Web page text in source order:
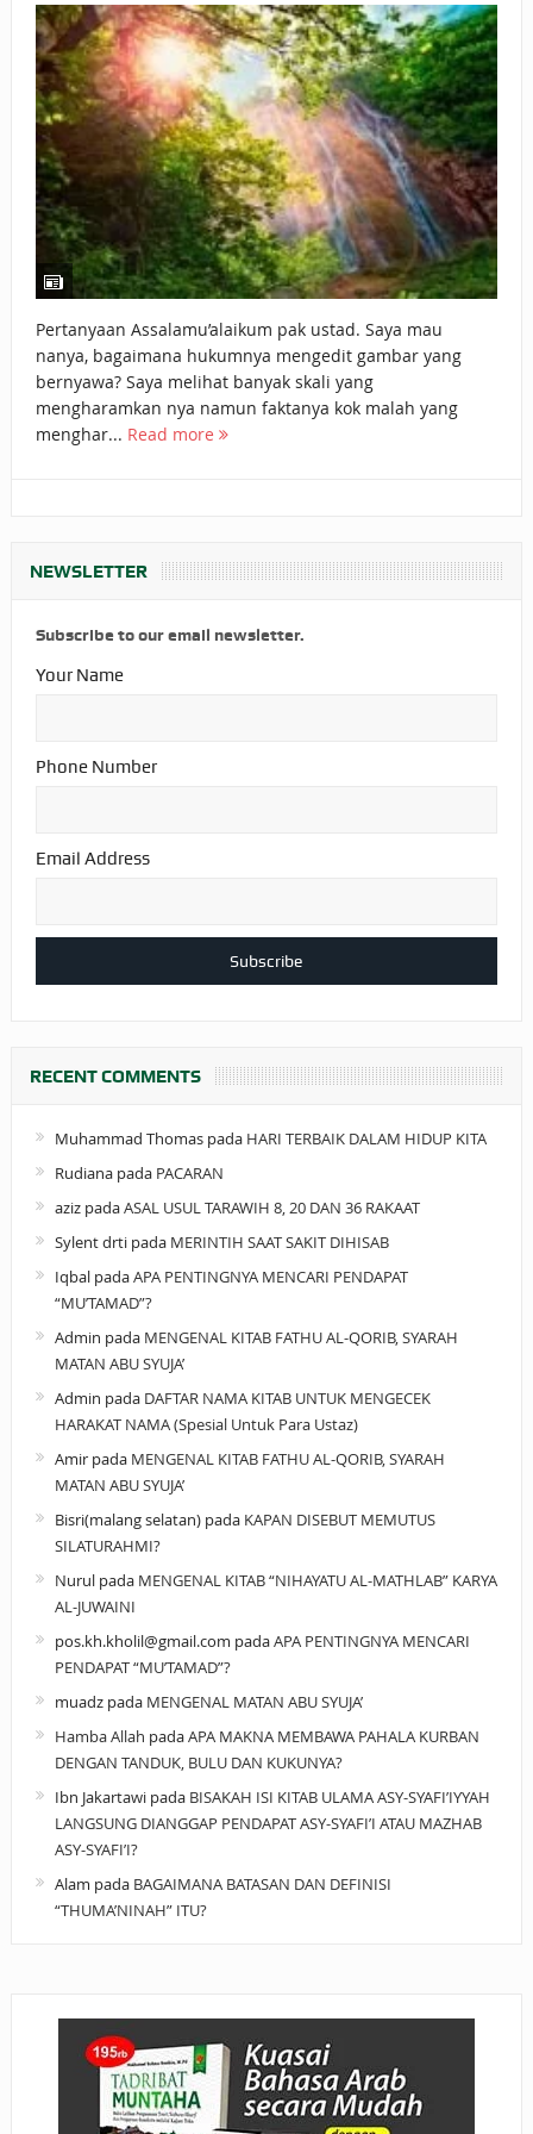
BAGAIMANA CARA MEMBAYAR ZAKAT UANG?
UANG HARAM BISA MENJADI HALAL JIKA SEBAB
KEPEMILIKANNYA BERUBAH
ISTIDLAL BATIL VS ISTIDLAL SYAR’I
BAHASA CINTA KARENA ALLAH
HUKUM MEMBAYAR ZAKAT DENGAN CARA MENGANGSUR
Pertanyaan Assalamu’alaikum pak ustad. Saya mau
nanya, bagaimana hukumnya mengedit gambar yang
bernyawa? Saya melihat banyak skali yang
mengharamkan nya namun faktanya kok malah yang
menghar... Read more
NEWSLETTER
Subscribe to our email newsletter.
Your Name
Phone Number
Email Address
RECENT COMMENTS
Muhammad Thomaspada HARI TERBAIK DALAM HIDUP KITA
Rudianapada PACARAN
azizpadaASAL USUL TARAWIH 8, 20 DAN 36 RAKAAT
Sylent drtipada MERINTIH SAAT SAKIT DIHISAB
IqbalpadaAPA PENTINGNYA MENCARI PENDAPAT
“MU’TAMAD”?
Admin pada MENGENAL KITAB FATHU AL-QORIB, SYARAH
MATAN ABU SYUJA’
Admin pada DAFTAR NAMA KITAB UNTUK MENGECEK
HARAKAT NAMA (Spesial Untuk Para Ustaz)
Amirpada MENGENAL KITAB FATHU AL-QORIB, SYARAH
MATAN ABU SYUJA’
Bisri(malang selatan)pada KAPAN DISEBUT MEMUTUS
SILATURAHMI?
Nurulpada MENGENAL KITAB “NIHAYATU AL-MATHLAB” KARYA
AL-JUWAINI
pos.kh.kholil@gmail.com padaAPA PENTINGNYA MENCARI
PENDAPAT “MU’TAMAD”?
muadzpada MENGENAL MATAN ABU SYUJA’
Hamba Allah padaAPA MAKNA MEMBAWA PAHALA KURBAN
DENGAN TANDUK, BULU DAN KUKUNYA?
Ibn Jakartawipada BISAKAH ISI KITAB ULAMA ASY-SYAFI’IYYAH
LANGSUNG DIANGGAP PENDAPAT ASY-SYAFI’I ATAU MAZHAB
ASY-SYAFI’I?
Alam pada BAGAIMANA BATASAN DAN DEFINISI
“THUMA’NINAH” ITU?